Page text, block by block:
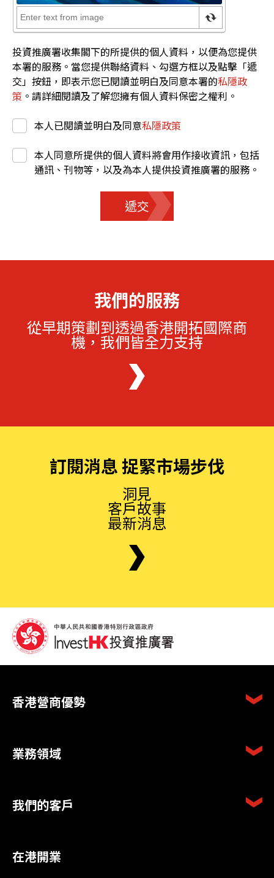
投資推廣署收集閣下的所提供的個人資料，以便為您提供
本署的服務。當您提供聯絡資料、勾選方框以及點擊「遞
交」按鈕，即表示您已閱讀並明白及同意本署的私隱政
策 。請詳細閱讀及了解您擁有個人資料保密之權利。
本人已閱讀並明白及同意私隱政策
本人同意所提供的個人資料將會用作接收資訊，包括
通訊、刊物等，以及為本人提供投資推廣署的服務。
遞交
我們的服務
從早期策劃到透過香港開拓國際商
機，我們皆全力支持
訂閱消息 捉緊市場步伐
洞見
客戶故事
最新消息
香港營商優勢
業務領域
我們的客戶
在港開業